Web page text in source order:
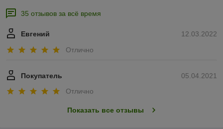
35 отзывов за всё время
12.03.2022
Евгений
Отлично
05.04.2021
Покупатель
Отлично
Показать все отзывы